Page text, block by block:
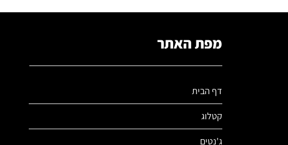
מפת האתר
דף הבית
קטלוג
ג'נטים